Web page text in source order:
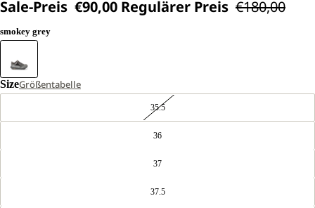
lesen.
Link
Sale-Preis €90,00 Regulärer Preis €180,00
smokey grey
SizeGrößentabelle
35.5
36
37
37.5